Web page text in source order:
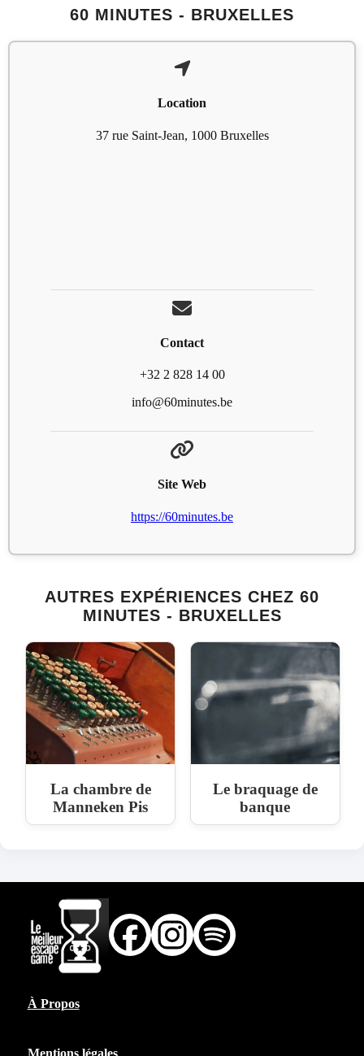
60 MINUTES - BRUXELLES
Location
37 rue Saint-Jean, 1000 Bruxelles
Contact
+32 2 828 14 00
info@60minutes.be
Site Web
https://60minutes.be
AUTRES EXPÉRIENCES CHEZ 60
MINUTES - BRUXELLES
La chambre de
Manneken Pis
Le braquage de
banque
À Propos
Mentions légales